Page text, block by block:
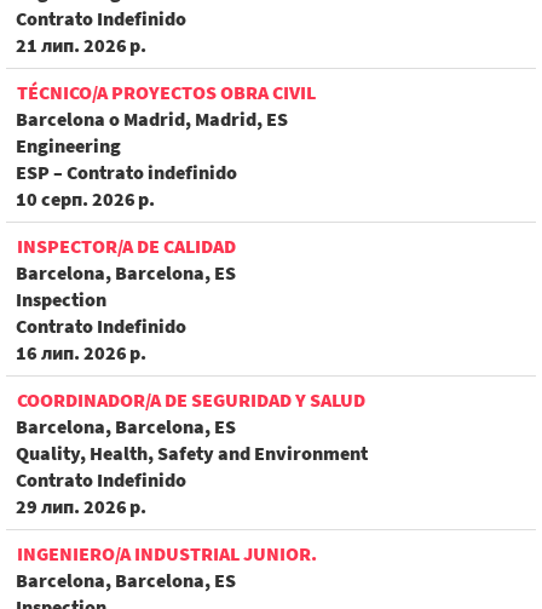
Contrato Indefinido
21 лип. 2026 р.
TÉCNICO/A PROYECTOS OBRA CIVIL
Barcelona o Madrid, Madrid, ES
Engineering
ESP – Contrato indefinido
10 серп. 2026 р.
INSPECTOR/A DE CALIDAD
Barcelona, Barcelona, ES
Inspection
Contrato Indefinido
16 лип. 2026 р.
COORDINADOR/A DE SEGURIDAD Y SALUD
Barcelona, Barcelona, ES
Quality, Health, Safety and Environment
Contrato Indefinido
29 лип. 2026 р.
INGENIERO/A INDUSTRIAL JUNIOR.
Barcelona, Barcelona, ES